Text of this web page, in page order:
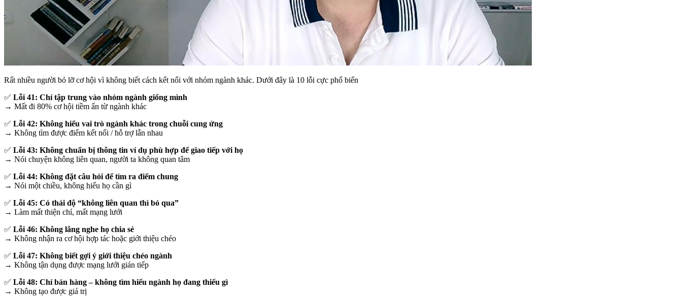
Rất nhiều người bỏ lỡ cơ hội vì không biết cách kết nối với nhóm ngành khác. Dưới đây là 10 lỗi cực phổ biến
✅ Lỗi 41: Chỉ tập trung vào nhóm ngành giống mình
→ Mất đi 80% cơ hội tiềm ẩn từ ngành khác
✅ Lỗi 42: Không hiểu vai trò ngành khác trong chuỗi cung ứng
→ Không tìm được điểm kết nối / hỗ trợ lẫn nhau
✅ Lỗi 43: Không chuẩn bị thông tin ví dụ phù hợp để giao tiếp với họ
→ Nói chuyện không liên quan, người ta không quan tâm
✅ Lỗi 44: Không đặt câu hỏi để tìm ra điểm chung
→ Nói một chiều, không hiểu họ cần gì
✅ Lỗi 45: Có thái độ “không liên quan thì bỏ qua”
→ Làm mất thiện chí, mất mạng lưới
✅ Lỗi 46: Không lắng nghe họ chia sẻ
→ Không nhận ra cơ hội hợp tác hoặc giới thiệu chéo
✅ Lỗi 47: Không biết gợi ý giới thiệu chéo ngành
→ Không tận dụng được mạng lưới gián tiếp
✅ Lỗi 48: Chỉ bán hàng – không tìm hiểu ngành họ đang thiếu gì
→ Không tạo được giá trị